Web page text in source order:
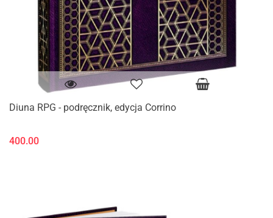
Diuna RPG - podręcznik, edycja Corrino
400.00